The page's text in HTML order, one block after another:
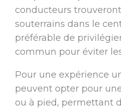
conducteurs
souterrains dans le
préférable de
commun pour éviter
Pour une expérience
peuvent opter pour
ou à pied, permettant